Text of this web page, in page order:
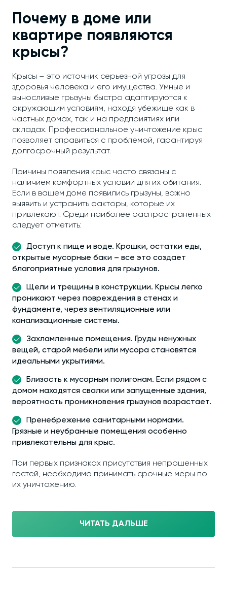
Почему в доме или
квартире появляются
крысы?
Крысы – это источник серьезной угрозы для
здоровья человека и его имущества. Умные и
выносливые грызуны быстро адаптируются к
окружающим условиям, находя убежище как в
частных домах, так и на предприятиях или
складах. Профессиональное уничтожение крыс
позволяет справиться с проблемой, гарантируя
долгосрочный результат.
Причины появления крыс часто связаны с
наличием комфортных условий для их обитания.
Если в вашем доме появились грызуны, важно
выявить и устранить факторы, которые их
привлекают. Среди наиболее распространенных
следует отметить:
Доступ к пище и воде. Крошки, остатки еды,
открытые мусорные баки – все это создает
благоприятные условия для грызунов.
Щели и трещины в конструкции. Крысы легко
проникают через повреждения в стенах и
фундаменте, через вентиляционные или
канализационные системы.
Захламленные помещения. Груды ненужных
вещей, старой мебели или мусора становятся
идеальными укрытиями.
Близость к мусорным полигонам. Если рядом с
домом находятся свалки или запущенные здания,
вероятность проникновения грызунов возрастает.
Пренебрежение санитарными нормами.
Грязные и неубранные помещения особенно
привлекательны для крыс.
При первых признаках присутствия непрошенных
гостей, необходимо принимать срочные меры по
их уничтожению.
ЧИТАТЬ ДАЛЬШЕ